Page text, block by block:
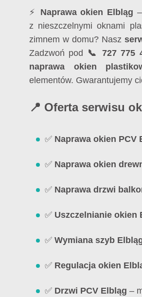
⚡ Naprawa okien Elbląg
z nieszczelnymi oknami
zimnem w domu? Nasz
Zadzwoń pod
📞 727 775
naprawa okien
elementów. Gwarantujemy
📍 Oferta serwisu
✅ Naprawa okien PCV
✅ Naprawa okien
✅ Naprawa drzwi
✅ Uszczelnianie okien
✅Wymiana szyb
✅ Regulacja okien
✅ Drzwi PCV Elbląg –